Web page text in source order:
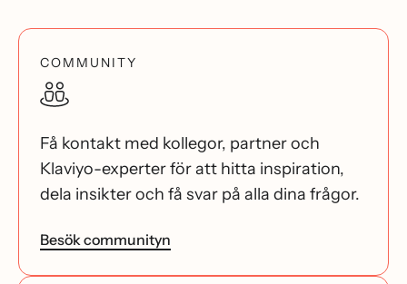
COMMUNITY
Få kontakt med kollegor, partner och
Klaviyo-experter för att hitta inspiration,
dela insikter och få svar på alla dina frågor.
Besök communityn